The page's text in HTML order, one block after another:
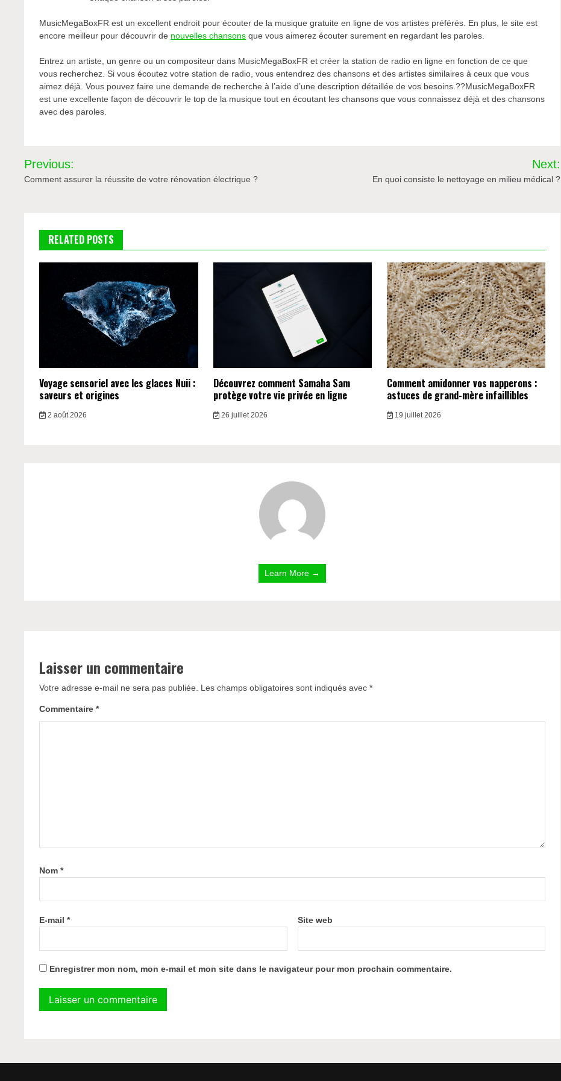
MusicMegaBoxFR est un excellent endroit pour écouter de la musique gratuite en ligne de vos artistes préférés. En plus, le site est
encore meilleur pour découvrir de nouvelles chansons que vous aimerez écouter surement en regardant les paroles.
Entrez un artiste, un genre ou un compositeur dans MusicMegaBoxFR et créer la station de radio en ligne en fonction de ce que
vous recherchez. Si vous écoutez votre station de radio, vous entendrez des chansons et des artistes similaires à ceux que vous
aimez déjà. Vous pouvez faire une demande de recherche à l’aide d’une description détaillée de vos besoins.??MusicMegaBoxFR
est une excellente façon de découvrir le top de la musique tout en écoutant les chansons que vous connaissez déjà et des chansons
avec des paroles.
Navigation
de
Previous:
Comment assurer la réussite de votre rénovation électrique ?
Next:
En quoi consiste le nettoyage en milieu médical ?
RELATED POSTS
Voyage sensoriel avec les glaces Nuii :
saveurs et origines
2 août 2026
Découvrez comment Samaha Sam
protège votre vie privée en ligne
26 juillet 2026
Comment amidonner vos napperons :
astuces de grand-mère infaillibles
19 juillet 2026
Learn More →
Laisser un commentaire
Votre adresse e-mail ne sera pas publiée. Les champs obligatoires sont indiqués avec*
Commentaire*
Nom*
E-mail* Site web
Enregistrer mon nom, mon e-mail et mon site dans le navigateur pour mon prochain commentaire.